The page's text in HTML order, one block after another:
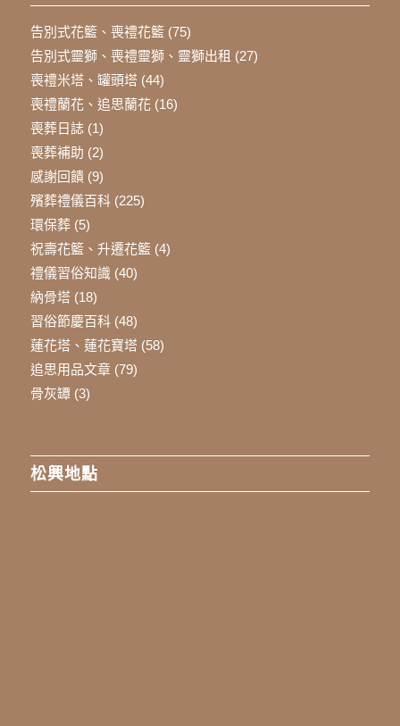
告別式花籃、喪禮花籃(75)
告別式靈獅、喪禮靈獅、靈獅出租 (27)
喪禮米塔、罐頭塔(44)
喪禮蘭花、追思蘭花(16)
喪葬日誌(1)
喪葬補助 (2)
感謝回饋(9)
殯葬禮儀百科(225)
環保葬(5)
祝壽花籃、升遷花籃(4)
禮儀習俗知識(40)
納骨塔(18)
習俗節慶百科(48)
蓮花塔、蓮花寶塔(58)
追思用品文章(79)
骨灰罈(3)
松興地點